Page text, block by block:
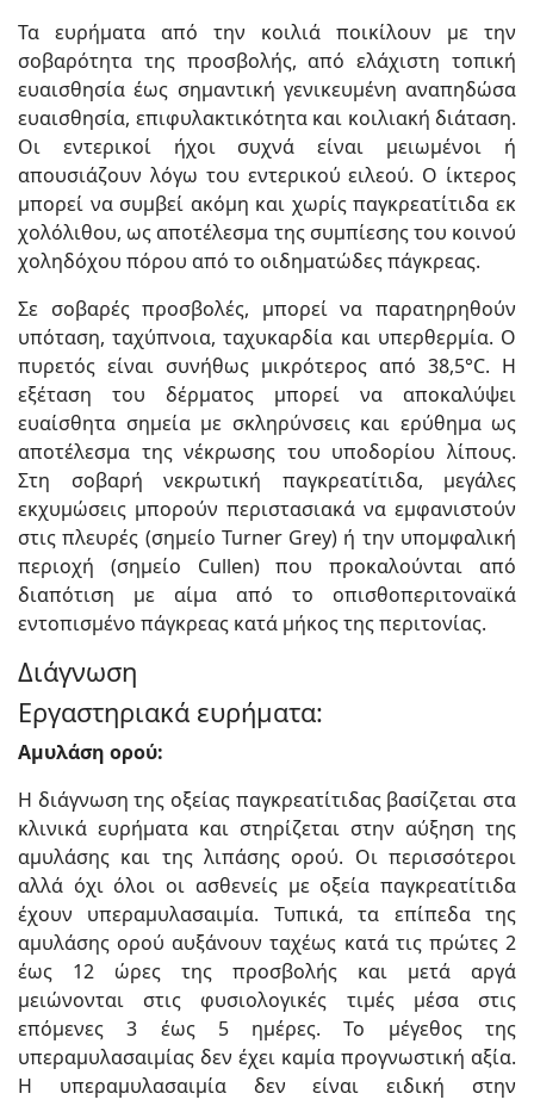
Τα ευρήματα από την κοιλιά ποικίλουν με την
σοβαρότητα της προσβολής, από ελάχιστη τοπική
ευαισθησία έως σημαντική γενικευμένη αναπηδώσα
ευαισθησία, επιφυλακτικότητα και κοιλιακή διάταση.
Οι εντερικοί ήχοι συχνά είναι μειωμένοι ή
απουσιάζουν λόγω του εντερικού ειλεού. Ο ίκτερος
μπορεί να συμβεί ακόμη και χωρίς παγκρεατίτιδα εκ
χολόλιθου, ως αποτέλεσμα της συμπίεσης του κοινού
χοληδόχου πόρου από το οιδηματώδες πάγκρεας.
Σε σοβαρές προσβολές, μπορεί να παρατηρηθούν
υπόταση, ταχύπνοια, ταχυκαρδία και υπερθερμία. Ο
πυρετός είναι συνήθως μικρότερος από 38,5°C. Η
εξέταση του δέρματος μπορεί να αποκαλύψει
ευαίσθητα σημεία με σκληρύνσεις και ερύθημα ως
αποτέλεσμα της νέκρωσης του υποδορίου λίπους.
Στη σοβαρή νεκρωτική παγκρεατίτιδα, μεγάλες
εκχυμώσεις μπορούν περιστασιακά να εμφανιστούν
στις πλευρές (σημείο Turner Grey) ή την υπομφαλική
περιοχή (σημείο Cullen) που προκαλούνται από
διαπότιση με αίμα από το οπισθοπεριτοναϊκά
εντοπισμένο πάγκρεας κατά μήκος της περιτονίας.
Διάγνωση
Εργαστηριακά ευρήματα:
Αμυλάση ορού:
Η διάγνωση της οξείας παγκρεατίτιδας βασίζεται στα
κλινικά ευρήματα και στηρίζεται στην αύξηση της
αμυλάσης και της λιπάσης ορού. Οι περισσότεροι
αλλά όχι όλοι οι ασθενείς με οξεία παγκρεατίτιδα
έχουν υπεραμυλασαιμία. Τυπικά, τα επίπεδα της
αμυλάσης ορού αυξάνουν ταχέως κατά τις πρώτες 2
έως 12 ώρες της προσβολής και μετά αργά
μειώνονται στις φυσιολογικές τιμές μέσα στις
επόμενες 3 έως 5 ημέρες. Το μέγεθος της
υπεραμυλασαιμίας δεν έχει καμία προγνωστική αξία.
Η υπεραμυλασαιμία δεν είναι ειδική στην